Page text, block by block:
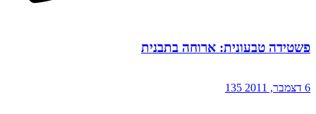
פשטידה טבעונית: ארוחה בתבנית
6 דצמבר, 2011 135